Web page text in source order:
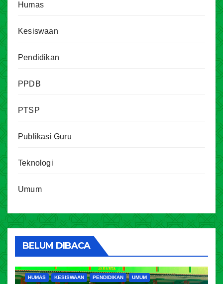
Humas
Kesiswaan
Pendidikan
PPDB
PTSP
Publikasi Guru
Teknologi
Umum
BELUM DIBACA
HUMAS KESISWAAN PENDIDIKAN UMUM